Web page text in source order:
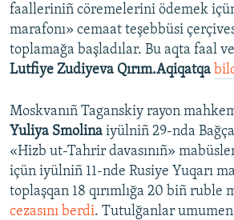
faalleriniñ cöremelerini ödemek
marafonı» cemaat teşebbüsi
toplamağa başladılar. Bu aqta faal ve
Lutfiye Zudiyeva Qırım.Aqiqatqa
Moskvanıñ Taganskiy rayon
Yuliya Smolina iyülniñ 29-nda
«Hizb ut-Tahrir davasınıñ»
içün iyülniñ 11-nde Rusiye Yuqarı
toplaşqan 18 qırımlığa 20 biñ ruble
cezasını berdi. Tutulğanlar